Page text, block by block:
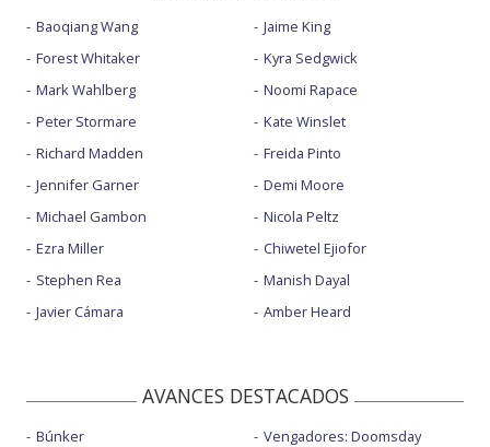
Baoqiang Wang
Forest Whitaker
Mark Wahlberg
Peter Stormare
Richard Madden
Jennifer Garner
Michael Gambon
Ezra Miller
Stephen Rea
Javier Cámara
Jaime King
Kyra Sedgwick
Noomi Rapace
Kate Winslet
Freida Pinto
Demi Moore
Nicola Peltz
Chiwetel Ejiofor
Manish Dayal
Amber Heard
AVANCES DESTACADOS
Búnker
Vengadores: Doomsday